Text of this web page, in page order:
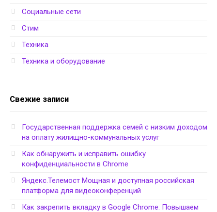
Социальные сети
Стим
Техника
Техника и оборудование
Свежие записи
Государственная поддержка семей с низким доходом
на оплату жилищно-коммунальных услуг
Как обнаружить и исправить ошибку
конфиденциальности в Chrome
Яндекс.Телемост Мощная и доступная российская
платформа для видеоконференций
Как закрепить вкладку в Google Chrome: Повышаем